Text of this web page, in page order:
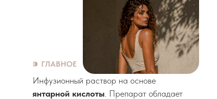
Инфузионный раствор на основе
янтарной кислоты . Препарат обладает
ГЛАВНОЕ
⁍